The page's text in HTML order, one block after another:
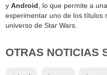
yAndroid , lo que permite a
experimentar uno de los títulos
universo de Star Wars.
OTRAS NOTICIAS